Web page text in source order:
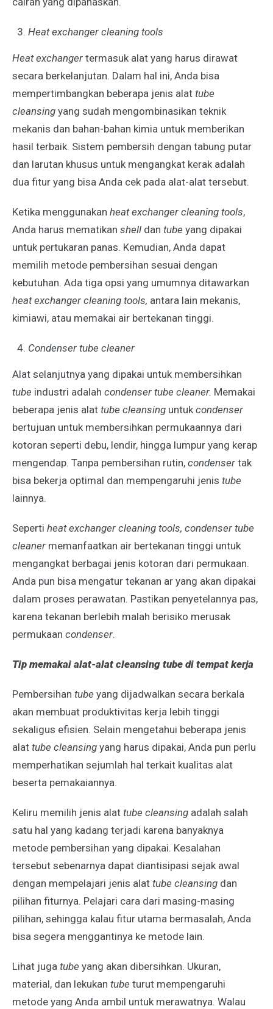
Heat exchanger cleaning tools
Heat exchanger termasuk alat yang harus dirawat
secara berkelanjutan. Dalam hal ini, Anda bisa
mempertimbangkan beberapa jenis alat tube
cleansing yang sudah mengombinasikan teknik
mekanis dan bahan-bahan kimia untuk memberikan
hasil terbaik. Sistem pembersih dengan tabung putar
dan larutan khusus untuk mengangkat kerak adalah
dua fitur yang bisa Anda cek pada alat-alat tersebut.
Ketika menggunakan heat exchanger cleaning tools,
Anda harus mematikan shell dan tube yang dipakai
untuk pertukaran panas. Kemudian, Anda dapat
memilih metode pembersihan sesuai dengan
kebutuhan. Ada tiga opsi yang umumnya ditawarkan
heat exchanger cleaning tools, antara lain mekanis,
kimiawi, atau memakai air bertekanan tinggi.
Condenser tube cleaner
Alat selanjutnya yang dipakai untuk membersihkan
tube industri adalah condenser tube cleaner. Memakai
beberapa jenis alat tube cleansing untuk condenser
bertujuan untuk membersihkan permukaannya dari
kotoran seperti debu, lendir, hingga lumpur yang kerap
mengendap. Tanpa pembersihan rutin, condenser tak
bisa bekerja optimal dan mempengaruhi jenis tube
lainnya.
Seperti heat exchanger cleaning tools, condenser tube
cleaner memanfaatkan air bertekanan tinggi untuk
mengangkat berbagai jenis kotoran dari permukaan.
Anda pun bisa mengatur tekanan ar yang akan dipakai
dalam proses perawatan. Pastikan penyetelannya pas,
karena tekanan berlebih malah berisiko merusak
permukaan condenser.
Tip memakai alat-alat cleansing tube di tempat kerja
Pembersihan tube yang dijadwalkan secara berkala
akan membuat produktivitas kerja lebih tinggi
sekaligus efisien. Selain mengetahui beberapa jenis
alat tube cleansing yang harus dipakai, Anda pun perlu
memperhatikan sejumlah hal terkait kualitas alat
beserta pemakaiannya.
Keliru memilih jenis alat tube cleansing adalah salah
satu hal yang kadang terjadi karena banyaknya
metode pembersihan yang dipakai. Kesalahan
tersebut sebenarnya dapat diantisipasi sejak awal
dengan mempelajari jenis alat tube cleansing dan
pilihan fiturnya. Pelajari cara dari masing-masing
pilihan, sehingga kalau fitur utama bermasalah, Anda
bisa segera menggantinya ke metode lain.
Lihat juga tube yang akan dibersihkan. Ukuran,
material, dan lekukan tube turut mempengaruhi
metode yang Anda ambil untuk merawatnya. Walau